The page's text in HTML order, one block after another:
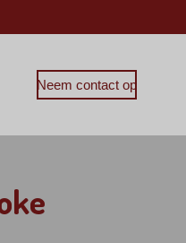
Neem contact op